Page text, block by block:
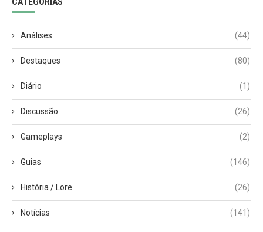
Análises (44)
Destaques (80)
Diário (1)
Discussão (26)
Gameplays (2)
Guias (146)
História / Lore (26)
Notícias (141)